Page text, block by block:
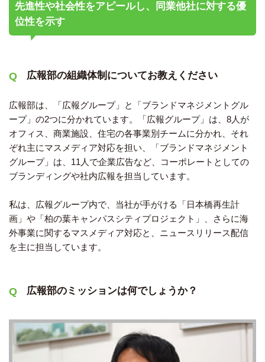
先進性や社会性をアピールし、同業他社に対する優
位性を示す
広報部の組織体制についてお教えください
広報部は、「広報グループ」と「ブランドマネジメントグル
ープ」の2つに分かれています。「広報グループ」は、8人が
オフィス、商業施設、住宅の各事業別チームに分かれ、それ
ぞれ主にマスメディア対応を担い、「ブランドマネジメント
グループ」は、11人で企業広告など、コーポレートとしての
ブランディングや社内広報を担当しています。
私は、広報グループ内で、当社が手がける「日本橋再生計
画」や「柏の葉キャンパスシティプロジェクト」、さらに海
外事業に関するマスメディア対応と、ニュースリリース配信
を主に担当しています。
広報部のミッションは何でしょうか？